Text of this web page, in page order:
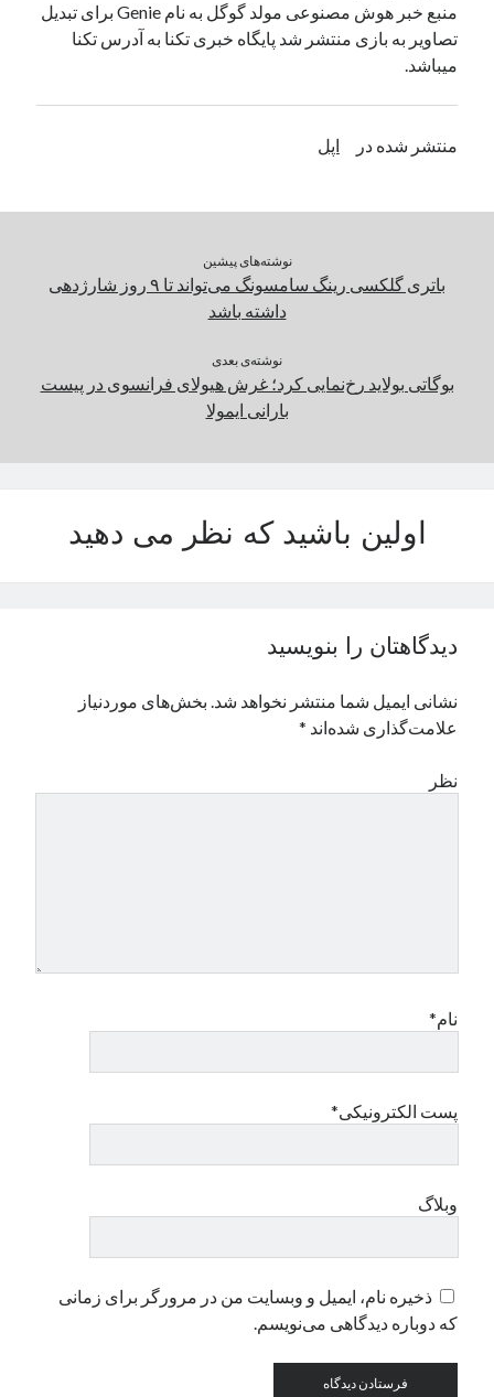
دسته‌بندی نشده
منبع خبر هوش مصنوعی مولد گوگل به نام Genie برای تبدیل
تصاویر به بازی منتشر شد پایگاه خبری تکنا به آدرس تکنا
میباشد.
منتشر شده در اپل
نوشته‌های پیشین
باتری گلکسی رینگ سامسونگ می‌تواند تا ۹ روز شارژدهی
داشته باشد
نوشته‌ی بعدی
بوگاتی بولاید رخ‌نمایی کرد؛ غرش هیولای فرانسوی در پیست
بارانی ایمولا
اولین باشید که نظر می دهید
دیدگاهتان را بنویسید
نشانی ایمیل شما منتشر نخواهد شد. بخش‌های موردنیاز
علامت‌گذاری شده‌اند *
نظر
نام*
پست الکترونیکی*
وبلاگ
ذخیره نام، ایمیل و وبسایت من در مرورگر برای زمانی
که دوباره دیدگاهی می‌نویسم.